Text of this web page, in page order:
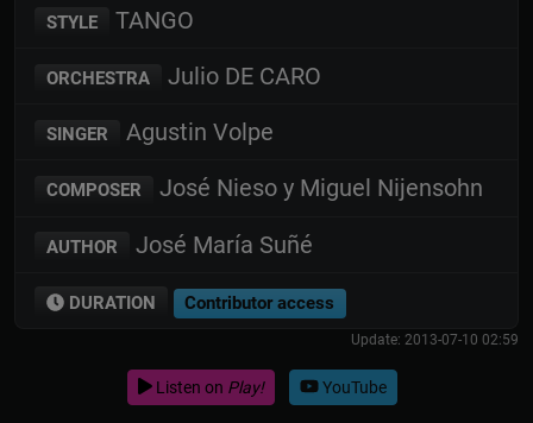
STYLE TANGO
ORCHESTRA Julio DE CARO
SINGER Agustin Volpe
COMPOSER José Nieso y Miguel Nijensohn
AUTHOR José María Suñé
DURATION Contributor access
Update: 2013-07-10 02:59
Listen on Play! YouTube